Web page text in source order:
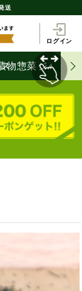
送
ログイン
物惣菜 ジャム